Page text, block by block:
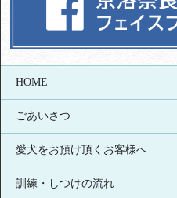
HOME
ごあいさつ
愛犬をお預け頂くお客様へ
訓練・しつけの流れ